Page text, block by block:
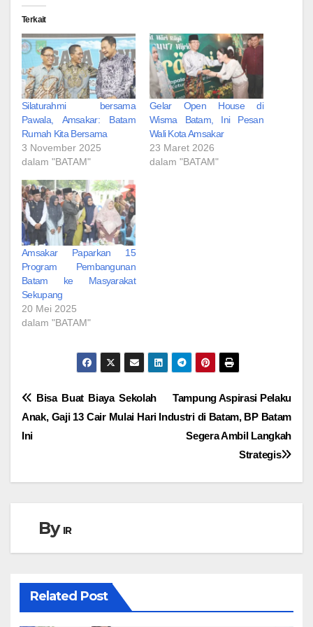
Terkait
Silaturahmi bersama
Pawala, Amsakar: Batam
Rumah Kita Bersama
3 November 2025
dalam "BATAM"
Gelar Open House di
Wisma Batam, Ini Pesan
Wali Kota Amsakar
23 Maret 2026
dalam "BATAM"
Amsakar Paparkan 15
Program Pembangunan
Batam ke Masyarakat
Sekupang
20 Mei 2025
dalam "BATAM"
Navigasi
pos
Tampung Aspirasi Pelaku
Industri di Batam, BP Batam
Segera Ambil Langkah
Strategis
Bisa Buat Biaya Sekolah
Anak, Gaji 13 Cair Mulai Hari
Ini
By IR
Related Post